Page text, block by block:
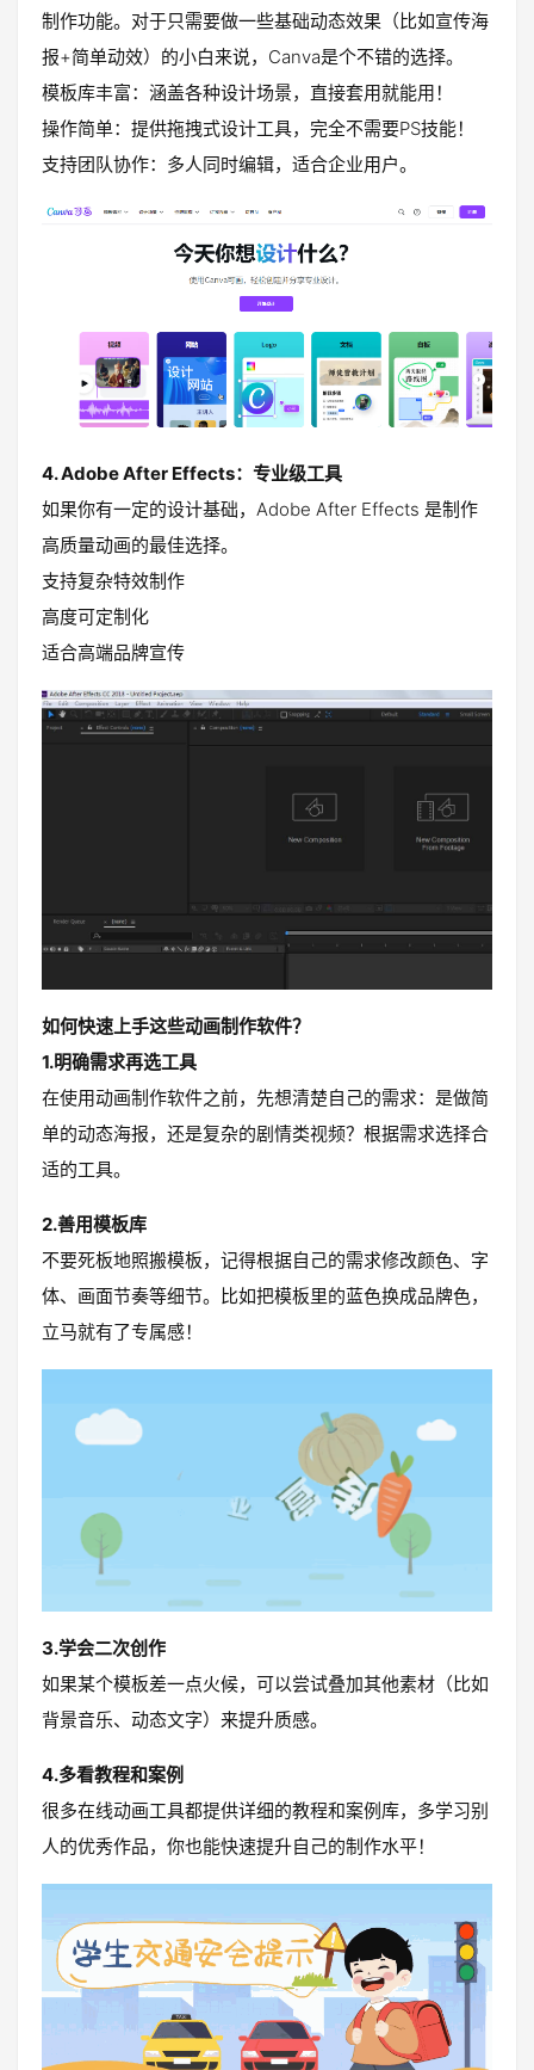
制作功能。对于只需要做一些基础动态效果（比如宣传海
报+简单动效）的小白来说，Canva是个不错的选择。
模板库丰富：涵盖各种设计场景，直接套用就能用！
操作简单：提供拖拽式设计工具，完全不需要PS技能！
支持团队协作：多人同时编辑，适合企业用户。
4. Adobe After Effects：专业级工具
如果你有一定的设计基础，Adobe After Effects 是制作
高质量动画的最佳选择。
支持复杂特效制作
高度可定制化
适合高端品牌宣传
如何快速上手这些动画制作软件？
1.明确需求再选工具
在使用动画制作软件之前，先想清楚自己的需求：是做简
单的动态海报，还是复杂的剧情类视频？根据需求选择合
适的工具。
2.善用模板库
不要死板地照搬模板，记得根据自己的需求修改颜色、字
体、画面节奏等细节。比如把模板里的蓝色换成品牌色，
立马就有了专属感！
3.学会二次创作
如果某个模板差一点火候，可以尝试叠加其他素材（比如
背景音乐、动态文字）来提升质感。
4.多看教程和案例
很多在线动画工具都提供详细的教程和案例库，多学习别
人的优秀作品，你也能快速提升自己的制作水平！